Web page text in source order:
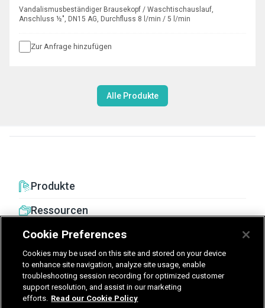
Vandalismusbeständiger Brausekopf / Waschtischauslauf,
Anschluss ½", DN15 AG, Durchfluss 8 l/min / 5 l/min
Zur Anfrage hinzufügen
Alle Produkte
Produkte
Ressourcen
United Kingdom Germany Nederland
België - Nederlands
Cookie Preferences
Cookies may be used on this site and stored on your device
to enhance site navigation, analyze site usage, enable
troubleshooting session recording for optimized customer
support resolution, and assist in our marketing
efforts. Read our Cookie Policy